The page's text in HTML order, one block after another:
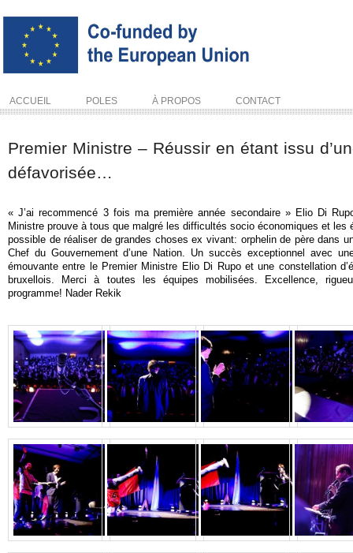
ACCUEIL POLES À PROPOS CONTACT
Premier Ministre – Réussir en étant issu
défavorisée…
« J’ai recommencé 3 fois ma première année secondaire » Elio Di
Ministre prouve à tous que malgré les difficultés socio économiques et les
possible de réaliser de grandes choses ex vivant: orphelin de père dans
Chef du Gouvernement d’une Nation. Un succès exceptionnel avec
émouvante entre le Premier Ministre Elio Di Rupo et une constellation
bruxellois. Merci à toutes les équipes mobilisées. Excellence,
programme! Nader Rekik